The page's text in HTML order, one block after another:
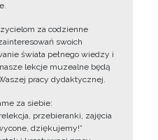
za codzienne
swoich
świata pełnego wiedzy i
lekcje muzealne będą
pracy dydaktycznej.
za siebie:
przebieranki, zajęcia
dziękujemy!”